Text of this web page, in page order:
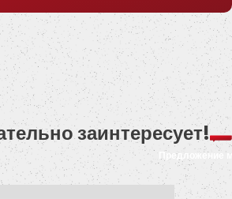
заинтересует!
Предложение